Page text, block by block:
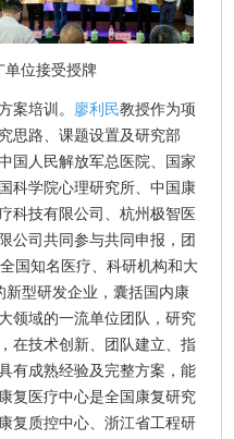
单位接受授牌
培训。 廖利民教授作为项
思路、课题设置及研究部
国人民解放军总医院、国家
科学院心理研究所、中国康
科技有限公司、杭州极智医
公司共同参与共同申报，团
国知名医疗、科研机构和大
型研发企业，囊括国内康
领域的一流单位团队，研究
在技术创新、团队建立、指
有成熟经验及完整方案，能
复医疗中心是全国康复研究
复质控中心、浙江省工程研